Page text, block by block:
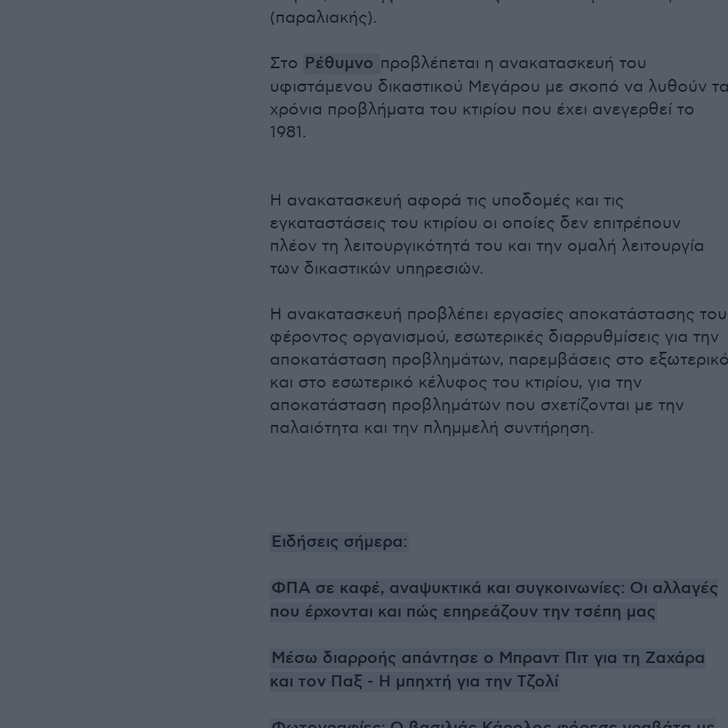
(παραλιακής).
Στο Ρέθυμνο προβλέπεται η ανακατασκευή του
υφιστάμενου δικαστικού Μεγάρου με σκοπό να λυθούν
χρόνια προβλήματα του κτιρίου που έχει ανεγερθεί το
1981.
Η ανακατασκευή αφορά τις υποδομές και τις
εγκαταστάσεις του κτιρίου οι οποίες δεν επιτρέπουν
πλέον τη λειτουργικότητά του και την ομαλή λειτουργία
των δικαστικών υπηρεσιών.
Η ανακατασκευή προβλέπει εργασίες αποκατάστασης του
φέροντος οργανισμού, εσωτερικές διαρρυθμίσεις για την
αποκατάσταση προβλημάτων, παρεμβάσεις στο
και στο εσωτερικό κέλυφος του κτιρίου, για την
αποκατάσταση προβλημάτων που σχετίζονται με την
παλαιότητα και την πλημμελή συντήρηση.
Ειδήσεις σήμερα:
ΦΠΑ σε καφέ, αναψυκτικά και συγκοινωνίες: Οι αλλαγές
που έρχονται και πώς επηρεάζουν την τσέπη μας
Μέσω διαρροής απάντησε ο Μπραντ Πιτ για τη Ζαχάρα
και τον Παξ - Η μπηχτή για την Τζολί